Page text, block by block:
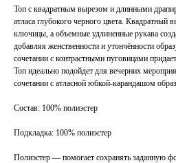
Топ с квадратным вырезом и длинными
атласа глубокого черного цвета. Квадратный
ключицы, а объемные удлиненные рукава
добавляя женственности и утончённости
сочетании с контрастными пуговицами
Топ идеально подойдет для вечерних
сочетании с атласной юбкой-карандашом
Состав: 100% полиэстер
Подкладка: 100% полиэстер
Полиэстер — помогает сохранять заданную